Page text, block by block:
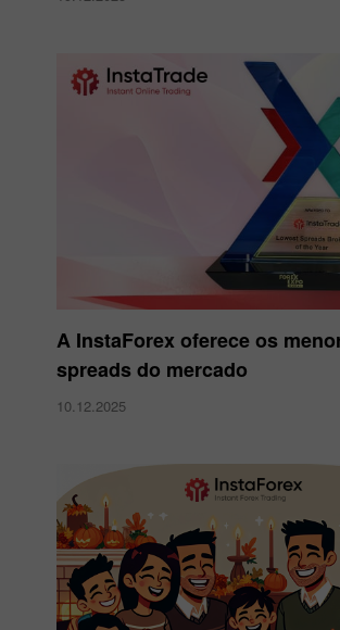
A InstaForex oferece os
spreads do mercado
10.12.2025